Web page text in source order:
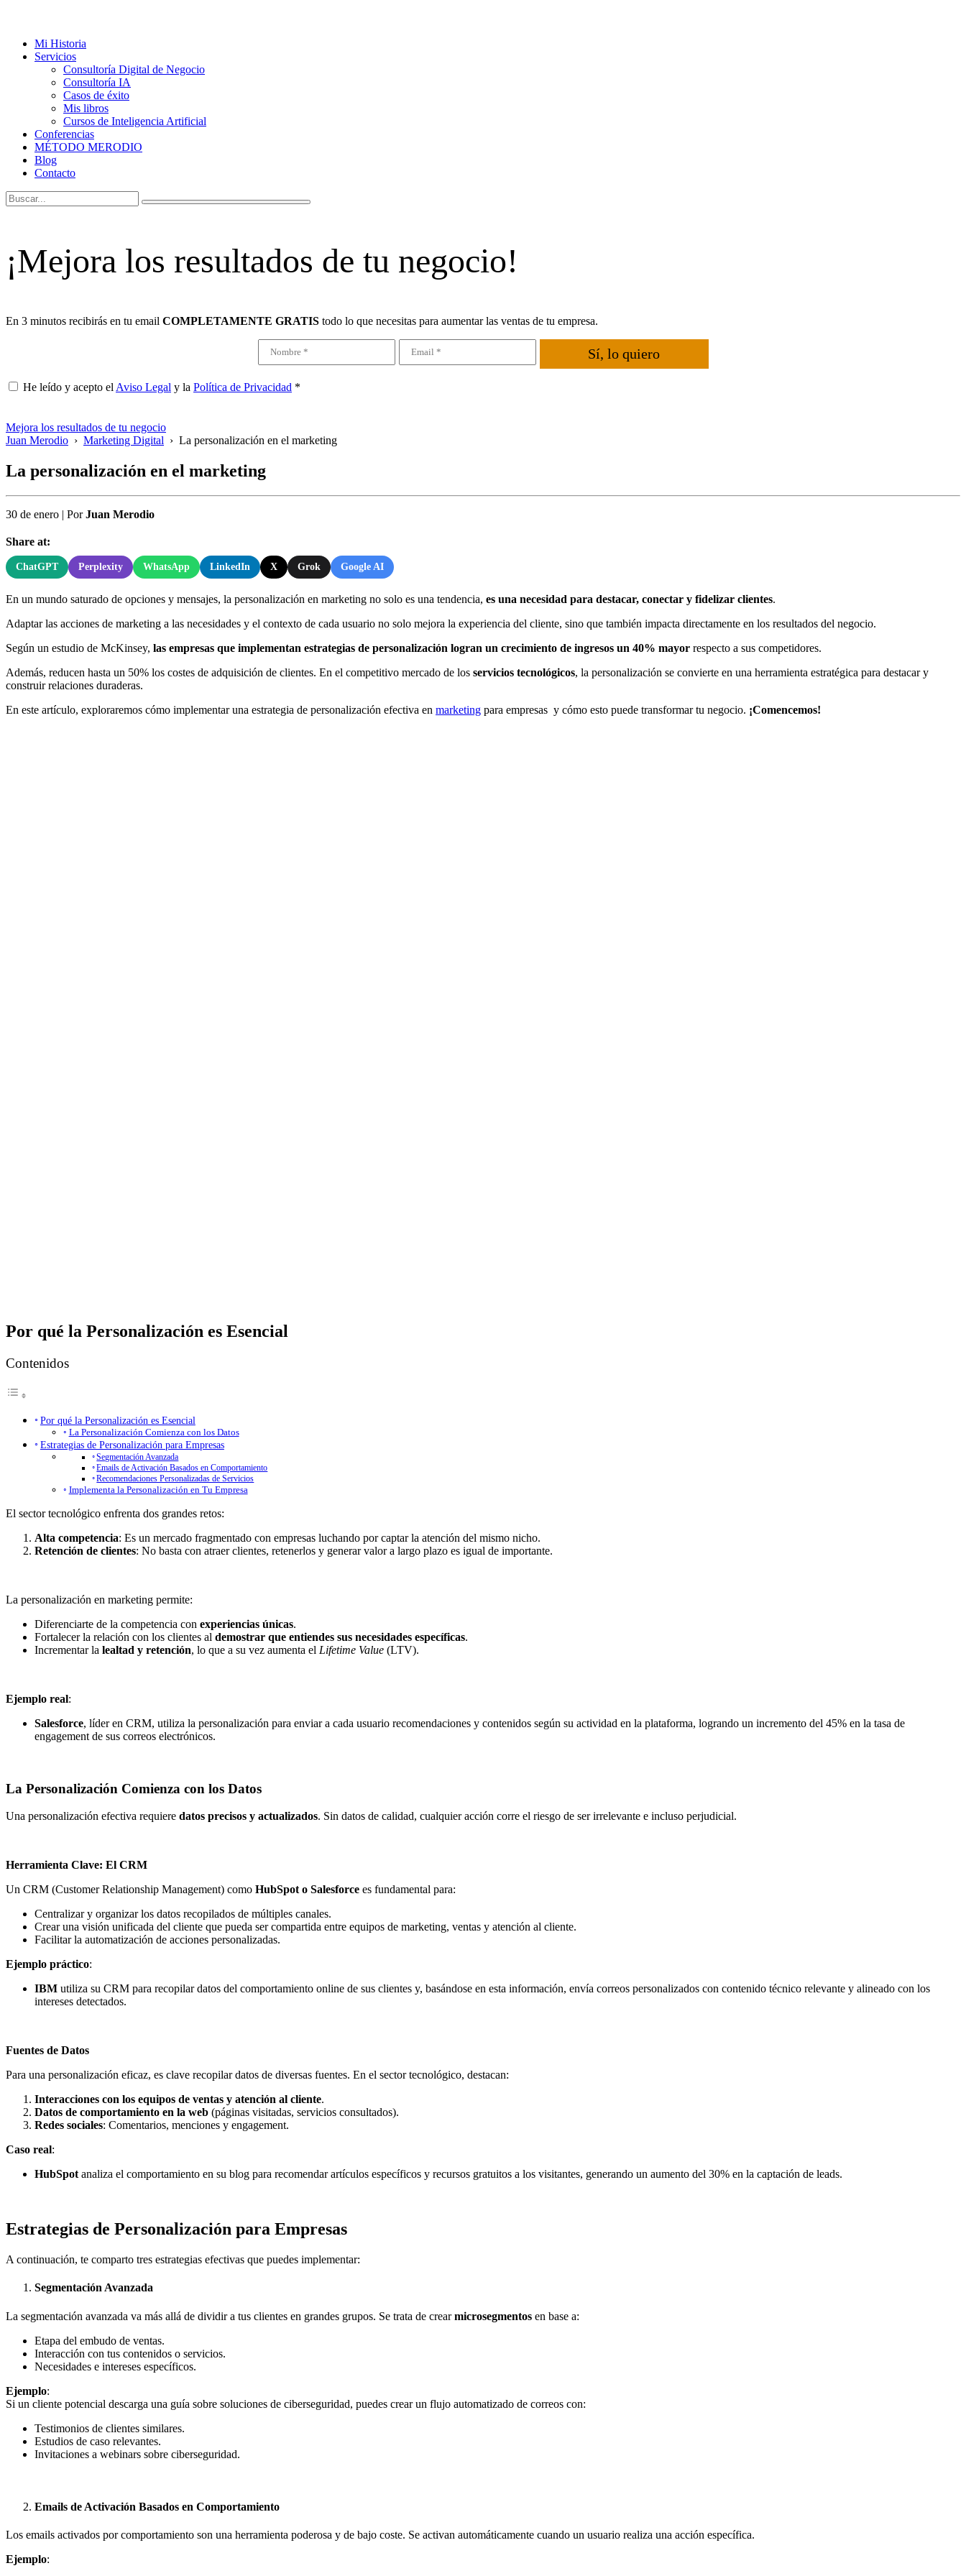
Mi Historia
Servicios
Consultoría Digital de Negocio
Consultoría IA
Casos de éxito
Mis libros
Cursos de Inteligencia Artificial
Conferencias
MÉTODO MERODIO
Blog
Contacto
¡Mejora los resultados de tu negocio!
En 3 minutos recibirás en tu email COMPLETAMENTE GRATIS todo lo que necesitas para aumentar las ventas de tu empresa.
Sí, lo quiero
He leído y acepto el Aviso Legal y la Política de Privacidad *
Mejora los resultados de tu negocio
Juan Merodio › Marketing Digital › La personalización en el marketing
La personalización en el marketing
30 de enero | PorJuan Merodio
Share at:
ChatGPT Perplexity WhatsApp LinkedIn X Grok Google AI
En un mundo saturado de opciones y mensajes, la personalización en marketing no solo es una tendencia, es una necesidad para destacar, conectar y fidelizar clientes.
Adaptar las acciones de marketing a las necesidades y el contexto de cada usuario no solo mejora la experiencia del cliente, sino que también impacta directamente en los resultados del negocio.
Según un estudio de McKinsey, las empresas que implementan estrategias de personalización logran un crecimiento de ingresos un 40% mayor respecto a sus competidores.
Además, reducen hasta un 50% los costes de adquisición de clientes. En el competitivo mercado de los servicios tecnológicos, la personalización se convierte en una herramienta estratégica para destacar y
construir relaciones duraderas.
En este artículo, exploraremos cómo implementar una estrategia de personalización efectiva en marketing para empresas y cómo esto puede transformar tu negocio. ¡Comencemos!
Por qué la Personalización es Esencial
Contenidos
Por qué la Personalización es Esencial
La Personalización Comienza con los Datos
Estrategias de Personalización para Empresas
Segmentación Avanzada
Emails de Activación Basados en Comportamiento
Recomendaciones Personalizadas de Servicios
Implementa la Personalización en Tu Empresa
El sector tecnológico enfrenta dos grandes retos:
Alta competencia: Es un mercado fragmentado con empresas luchando por captar la atención del mismo nicho.
Retención de clientes: No basta con atraer clientes, retenerlos y generar valor a largo plazo es igual de importante.
La personalización en marketing permite:
Diferenciarte de la competencia con experiencias únicas.
Fortalecer la relación con los clientes al demostrar que entiendes sus necesidades específicas.
Incrementar la lealtad y retención, lo que a su vez aumenta el Lifetime Value (LTV).
Ejemplo real:
Salesforce, líder en CRM, utiliza la personalización para enviar a cada usuario recomendaciones y contenidos según su actividad en la plataforma, logrando un incremento del 45% en la tasa de
engagement de sus correos electrónicos.
La Personalización Comienza con los Datos
Una personalización efectiva requiere datos precisos y actualizados. Sin datos de calidad, cualquier acción corre el riesgo de ser irrelevante e incluso perjudicial.
Herramienta Clave: El CRM
Un CRM (Customer Relationship Management) como HubSpot o Salesforce es fundamental para:
Centralizar y organizar los datos recopilados de múltiples canales.
Crear una visión unificada del cliente que pueda ser compartida entre equipos de marketing, ventas y atención al cliente.
Facilitar la automatización de acciones personalizadas.
Ejemplo práctico:
IBM utiliza su CRM para recopilar datos del comportamiento online de sus clientes y, basándose en esta información, envía correos personalizados con contenido técnico relevante y alineado con los
intereses detectados.
Fuentes de Datos
Para una personalización eficaz, es clave recopilar datos de diversas fuentes. En el sector tecnológico, destacan:
Interacciones con los equipos de ventas y atención al cliente.
Datos de comportamiento en la web (páginas visitadas, servicios consultados).
Redes sociales: Comentarios, menciones y engagement.
Caso real:
HubSpot analiza el comportamiento en su blog para recomendar artículos específicos y recursos gratuitos a los visitantes, generando un aumento del 30% en la captación de leads.
Estrategias de Personalización para Empresas
A continuación, te comparto tres estrategias efectivas que puedes implementar:
Segmentación Avanzada
La segmentación avanzada va más allá de dividir a tus clientes en grandes grupos. Se trata de crearmicrosegmentos en base a:
Etapa del embudo de ventas.
Interacción con tus contenidos o servicios.
Necesidades e intereses específicos.
Ejemplo:
Si un cliente potencial descarga una guía sobre soluciones de ciberseguridad, puedes crear un flujo automatizado de correos con:
Testimonios de clientes similares.
Estudios de caso relevantes.
Invitaciones a webinars sobre ciberseguridad.
Emails de Activación Basados en Comportamiento
Los emails activados por comportamiento son una herramienta poderosa y de bajo coste. Se activan automáticamente cuando un usuario realiza una acción específica.
Ejemplo: